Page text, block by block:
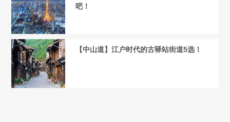
吧！
【中山道】江户时代的古驿站街道5选！